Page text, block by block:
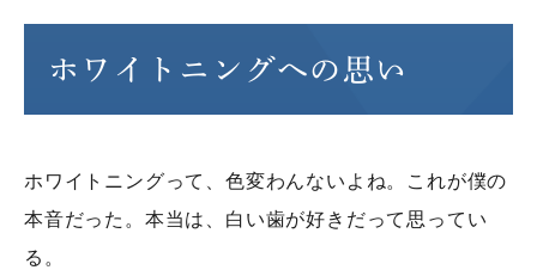
ホワイトニングへの思い
ホワイトニングって、色変わんないよね。これが僕の
本音だった。本当は、白い歯が好きだって思ってい
る。